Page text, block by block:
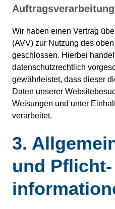
Auftragsverarbeitung
Wir haben einen Vertrag
(AVV) zur Nutzung des
geschlossen. Hierbei
datenschutzrechtlich
gewährleistet, dass dieser
Daten unserer
Weisungen und unter
verarbeitet.
3.
und Pflicht­